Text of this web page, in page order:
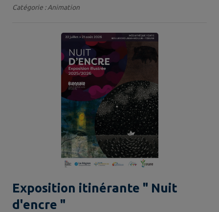
Catégorie : Animation
Exposition itinérante " Nuit
d'encre "